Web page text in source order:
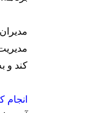
کند و
انجام